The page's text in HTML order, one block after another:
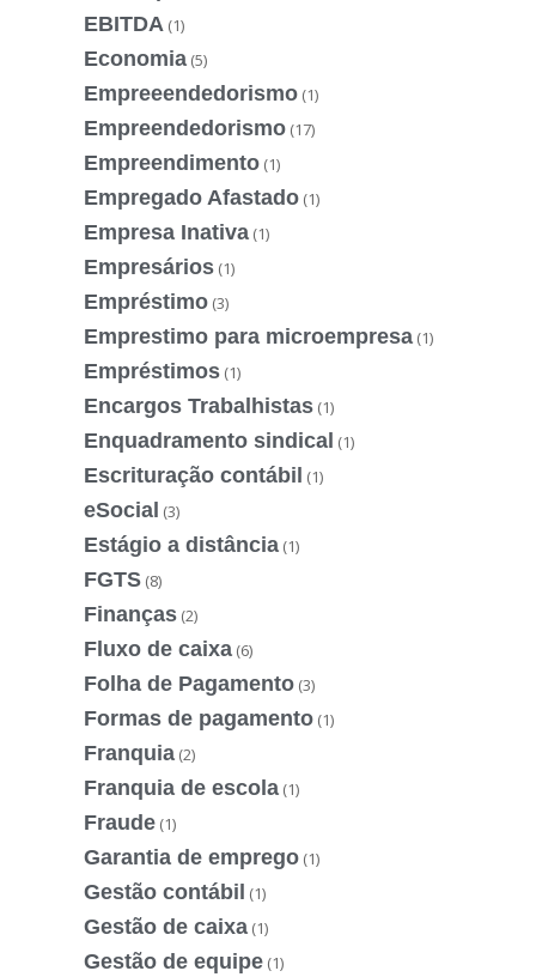
EBITDA (1)
Economia (5)
Empreeendedorismo (1)
Empreendedorismo (17)
Empreendimento (1)
Empregado Afastado (1)
Empresa Inativa (1)
Empresários (1)
Empréstimo (3)
Emprestimo para microempresa (1)
Empréstimos (1)
Encargos Trabalhistas (1)
Enquadramento sindical (1)
Escrituração contábil (1)
eSocial (3)
Estágio a distância (1)
FGTS (8)
Finanças (2)
Fluxo de caixa (6)
Folha de Pagamento (3)
Formas de pagamento (1)
Franquia (2)
Franquia de escola (1)
Fraude (1)
Garantia de emprego (1)
Gestão contábil (1)
Gestão de caixa (1)
Gestão de equipe (1)